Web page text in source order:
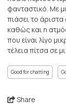
φανταστικό. Με
πιάσει το
καθώς και η
που είναι λίγο
τέλεια πίτσα σε
Good for chatting
Share